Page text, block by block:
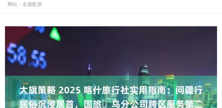
网站：名鼎配资